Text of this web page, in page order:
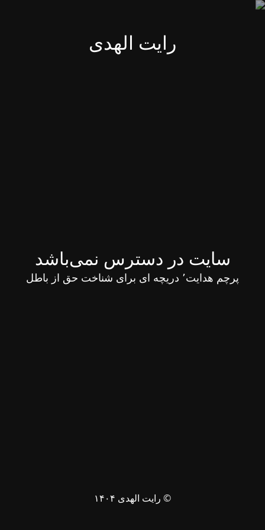
رایت الهدی
سایت در دسترس نمی‌باشد
پرچم هدایت٬ دریچه ای برای شناخت حق از باطل
© رایت الهدی ۱۴۰۴